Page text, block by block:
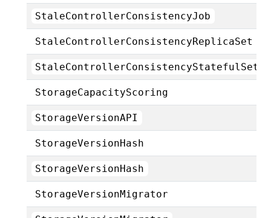
StaleControllerConsistencyJob
StaleControllerConsistencyReplicaSet
StaleControllerConsistencyStatefulSet
StorageCapacityScoring
StorageVersionAPI
StorageVersionHash
StorageVersionHash
StorageVersionMigrator